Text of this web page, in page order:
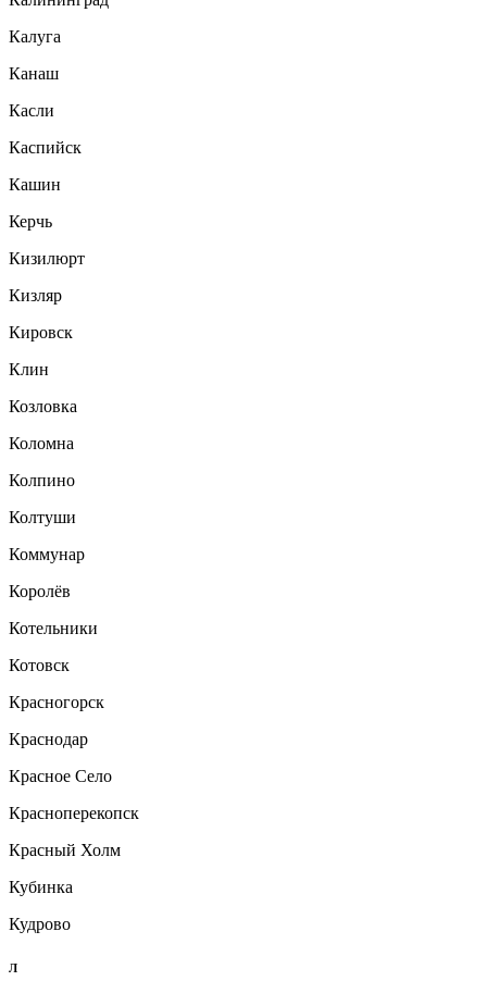
Калуга
Канаш
Касли
Каспийск
Кашин
Керчь
Кизилюрт
Кизляр
Кировск
Клин
Козловка
Коломна
Колпино
Колтуши
Коммунар
Королёв
Котельники
Котовск
Красногорск
Краснодар
Красное Село
Красноперекопск
Красный Холм
Кубинка
Кудрово
Л